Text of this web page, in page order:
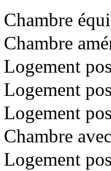
Chambre
Chambre
Logement
Logement
Logement
Chambre
Logement